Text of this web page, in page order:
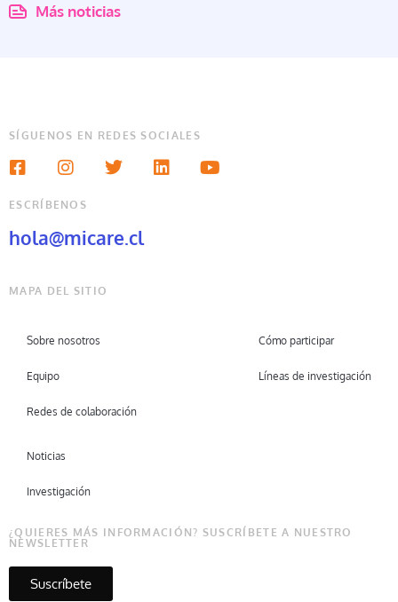
Más noticias
SÍGUENOS EN REDES SOCIALES
ESCRÍBENOS
hola@micare.cl
MAPA DEL SITIO
Sobre nosotros
Equipo
Redes de colaboración
Cómo participar
Líneas de investigación
Noticias
Investigación
¿QUIERES MÁS INFORMACIÓN? SUSCRÍBETE A NUESTRO
NEWSLETTER
Suscríbete